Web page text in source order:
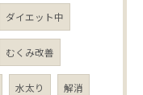
ダイエット中
むくみ改善
水太り 解消